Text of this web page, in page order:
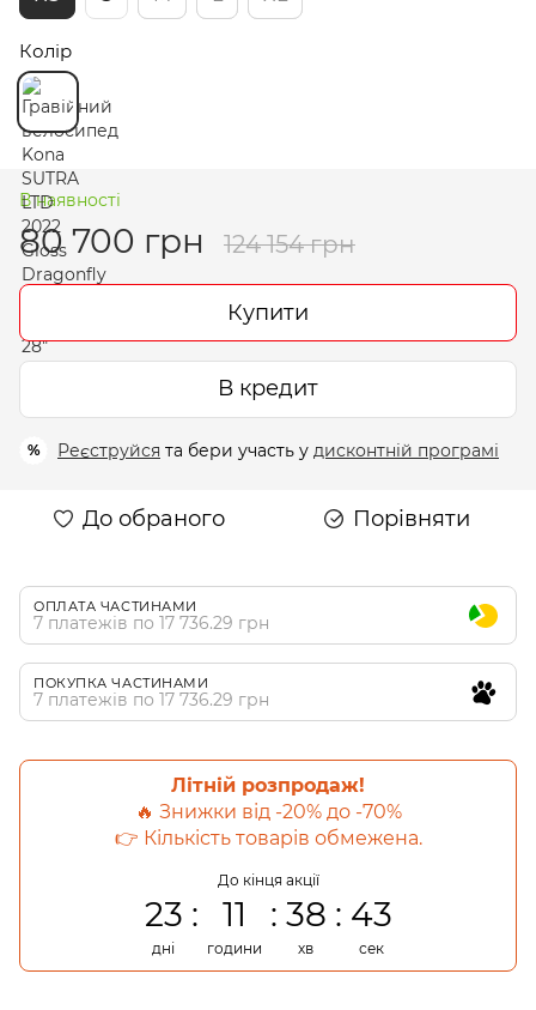
Колір
В наявності
80 700 грн 124 154 грн
Купити
В кредит
% Реєструйся та бери участь у дисконтній програмі
До обраного Порівняти
ОПЛАТА ЧАСТИНАМИ
7 платежів по 17 736.29 грн
ПОКУПКА ЧАСТИНАМИ
7 платежів по 17 736.29 грн
Літній розпродаж!
🔥 Знижки від -20% до -70%
👉 Кількість товарів обмежена.
До кінця акції
23
дні
11
години
38
хв
42
сек